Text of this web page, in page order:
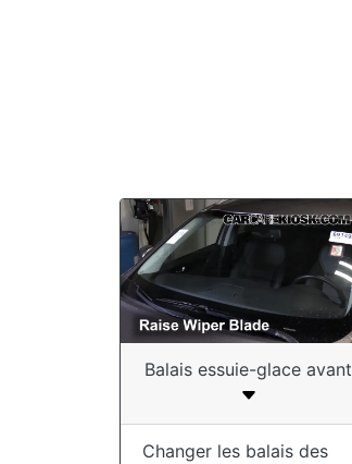
Balais essuie-glace avant
Changer les balais des